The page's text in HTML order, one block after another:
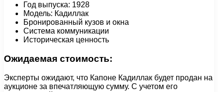
Год выпуска: 1928
Модель: Кадиллак
Бронированный кузов и окна
Система коммуникации
Историческая ценность
Ожидаемая стоимость:
Эксперты ожидают, что Капоне Кадиллак будет продан на
аукционе за впечатляющую сумму. С учетом его